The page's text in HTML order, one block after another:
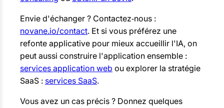
Envie d'échanger ? Contactez‑nous :
novane.io/contact. Et si vous préférez une
refonte applicative pour mieux accueillir l'IA, on
peut aussi construire l'application ensemble :
services application web ou explorer la stratégie
SaaS : services SaaS.
Vous avez un cas précis ? Donnez quelques